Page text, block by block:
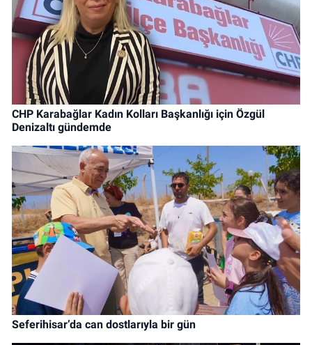
CHP Karabağlar Kadın Kolları Başkanlığı için Özgül
Denizaltı gündemde
Seferihisar’da can dostlarıyla bir gün